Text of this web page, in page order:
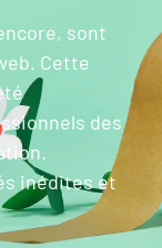
sont
Cette
des
inédites et